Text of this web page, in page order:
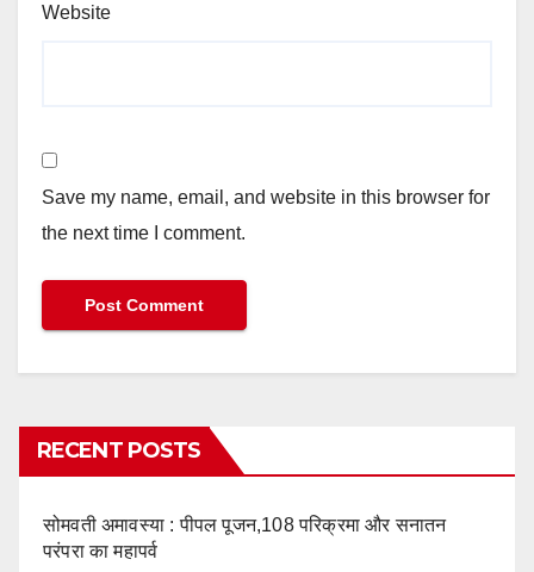
Website
Save my name, email, and website in this browser for
the next time I comment.
RECENT POSTS
सोमवती अमावस्या : पीपल पूजन,108 परिक्रमा और सनातन
परंपरा का महापर्व